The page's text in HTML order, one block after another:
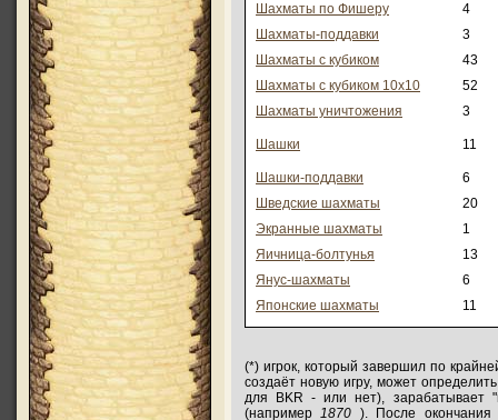
Шахматы по Фишеру
4
Шахматы-поддавки
3
Шахматы с кубиком
43
Шахматы с кубиком 10х10
52
Шахматы уничтожения
3
Шашки 11
Шашки-поддавки
6
Шведские шахматы
20
Экранные шахматы
1
Яичница-болтунья
13
Янус-шахматы
6
Японские шахматы
11
(*) игрок, который завершил по
создаёт новую игру, может
для BKR - или нет), зарабатывает
(например1870 ). После